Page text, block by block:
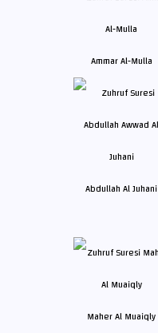
Ammar Al-Mulla
Abdullah Al Juhani
Maher Al Muaiqly